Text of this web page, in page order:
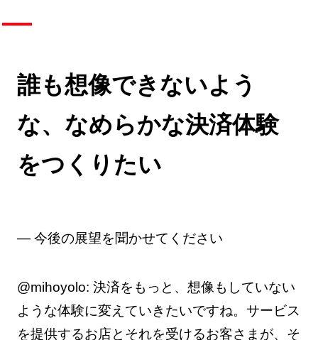
誰も想像できないよう
な、なめらかな決済体験
をつくりたい
— 今後の展望を聞かせてください
@mihoyolo: 決済をもっと、想像もしていない
ような体験に変えていきたいですね。サービス
を提供するお店とそれを受けるお客さまが、そ